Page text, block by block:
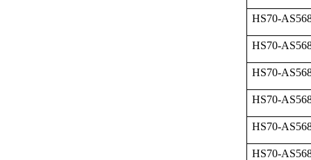
HS70-
HS70-
HS70-
HS70-
HS70-
HS70-